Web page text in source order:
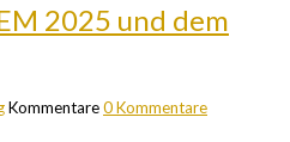
2025 und dem
Kommentare0 Kommentare